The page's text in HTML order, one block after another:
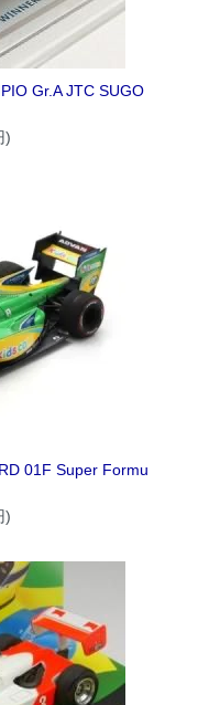
Gr.A JTC SUGO
)
01F Super Formu
)